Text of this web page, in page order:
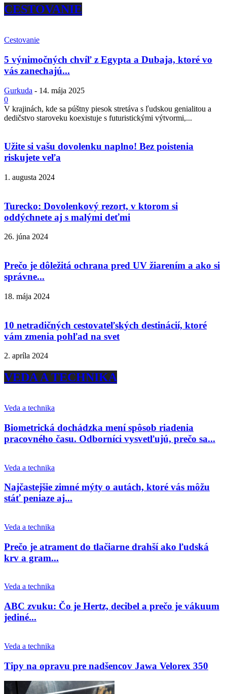
CESTOVANIE
Cestovanie
5 výnimočných chvíľ z Egypta a Dubaja, ktoré vo
vás zanechajú...
Gurkuda - 14. mája 2025
0
V krajinách, kde sa púštny piesok stretáva s ľudskou genialitou a
dedičstvo staroveku koexistuje s futuristickými výtvormi,...
Užite si vašu dovolenku naplno! Bez poistenia
riskujete veľa
1. augusta 2024
Turecko: Dovolenkový rezort, v ktorom si
oddýchnete aj s malými deťmi
26. júna 2024
Prečo je dôležitá ochrana pred UV žiarením a ako si
správne...
18. mája 2024
10 netradičných cestovateľských destinácií, ktoré
vám zmenia pohľad na svet
2. apríla 2024
VEDA A TECHNIKA
Veda a technika
Biometrická dochádzka mení spôsob riadenia
pracovného času. Odborníci vysvetľujú, prečo sa...
Veda a technika
Najčastejšie zimné mýty o autách, ktoré vás môžu
stáť peniaze aj...
Veda a technika
Prečo je atrament do tlačiarne drahší ako ľudská
krv a gram...
Veda a technika
ABC zvuku: Čo je Hertz, decibel a prečo je vákuum
jediné...
Veda a technika
Tipy na opravu pre nadšencov Jawa Velorex 350